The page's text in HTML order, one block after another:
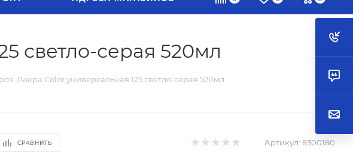
светло-серая 520мл
Лакра Color универсальная 125 светло-серая 520мл
СРАВНИТЬ Артикул: 8300180